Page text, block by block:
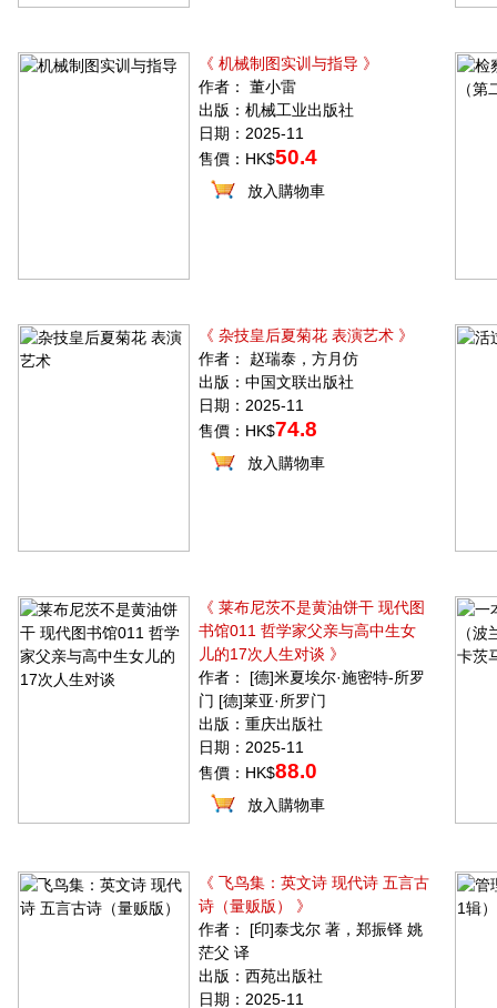
《 机械制图实训与指导 》
作者： 董小雷
出版：机械工业出版社
日期：2025-11
售價：HK$50.4
放入購物車
《 杂技皇后夏菊花 表演艺术 》
作者： 赵瑞泰，方月仿
出版：中国文联出版社
日期：2025-11
售價：HK$74.8
放入購物車
《 莱布尼茨不是黄油饼干 现代图
书馆011 哲学家父亲与高中生女
儿的17次人生对谈 》
作者： [德]米夏埃尔·施密特-所罗
门 [德]莱亚·所罗门
出版：重庆出版社
日期：2025-11
售價：HK$88.0
放入購物車
《 飞鸟集：英文诗 现代诗 五言古
诗（量贩版） 》
作者： [印]泰戈尔 著，郑振铎 姚
茫父 译
出版：西苑出版社
日期：2025-11